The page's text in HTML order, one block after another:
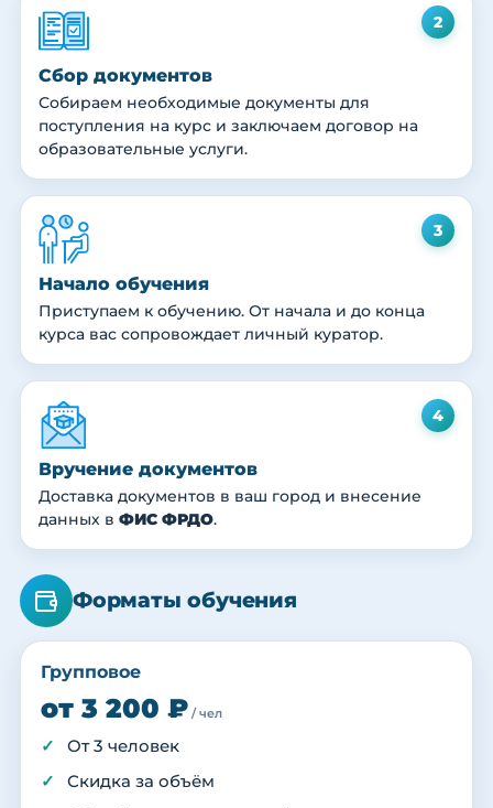
2
Сбор документов
Собираем необходимые документы для
поступления на курс и заключаем договор на
образовательные услуги.
3
Начало обучения
Приступаем к обучению. От начала и до конца
курса вас сопровождает личный куратор.
4
Вручение документов
Доставка документов в ваш город и внесение
данных в ФИС ФРДО.
Форматы обучения
Групповое
от 3 200 ₽ / чел
От 3 человек
Скидка за объём